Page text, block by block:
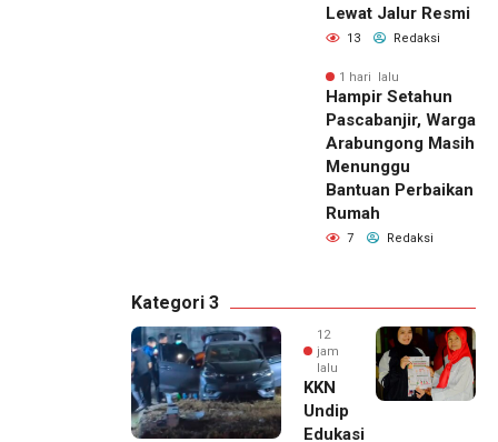
Lewat Jalur Resmi
13 Redaksi
1 hari lalu
Hampir Setahun
Pascabanjir, Warga
Arabungong Masih
Menunggu
Bantuan Perbaikan
Rumah
7 Redaksi
Kategori 3
12
jam
lalu
KKN
Undip
Edukasi